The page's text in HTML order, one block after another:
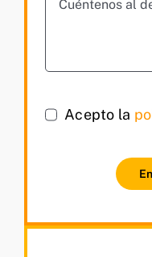
Acepto la